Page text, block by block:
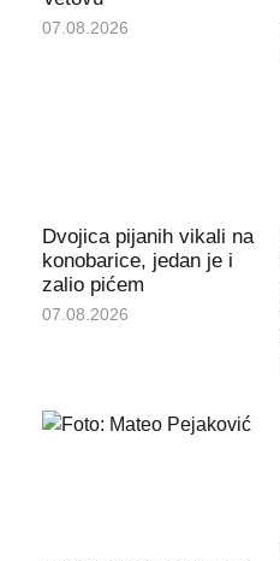
07.08.2026
Dvojica pijanih vikali na
konobarice, jedan je i
zalio pićem
07.08.2026